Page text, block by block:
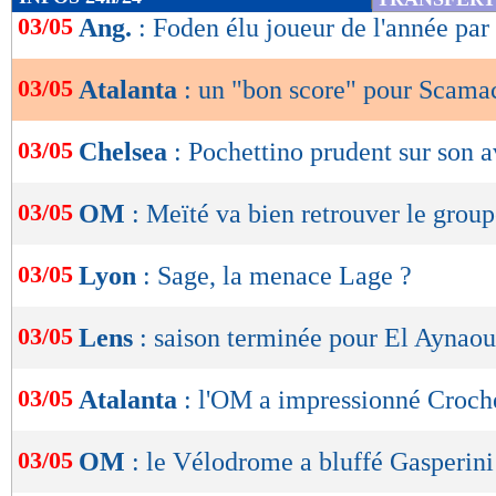
de
lecture
OK
03/05 Ang. : Foden élu joueur de l'année
03/05 Atalanta : un "bon score" pour
03/05 Chelsea : Pochettino prudent sur son
03/05 OM : Meïté va bien retrouver le
03/05 Lyon : Sage, la menace Lage ?
03/05 Lens : saison terminée pour El
03/05 Atalanta : l'OM a impressionné
03/05 OM : le Vélodrome a bluffé Gasperini